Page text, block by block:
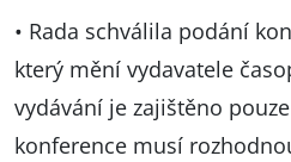
• Rada schválila podání
který mění vydavatele
vydávání je zajištěno
konference musí